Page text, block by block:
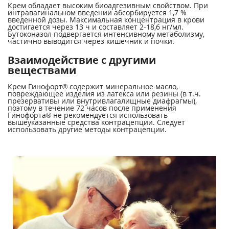
Крем обладает высоким биоадгезивным свойством. При
интравагинальном введении абсорбируется 1,7 %
введенной дозы. Максимальная концентрация в крови
достигается через 13 ч и составляет 2-18,6 нг/мл.
Бутоконазол подвергается интенсивному метаболизму,
частично выводится через кишечник и почки.
Взаимодействие с другими
веществами
Крем Гинофорт® содержит минеральное масло,
повреждающее изделия из латекса или резины (в т.ч.
презервативы или внутривлагалищные диафрагмы),
поэтому в течение 72 часов после применения
Гинофорта® не рекомендуется использовать
вышеуказанные средства контрацепции. Следует
использовать другие методы контрацепции.